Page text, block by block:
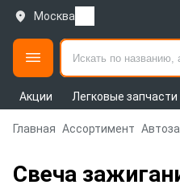
Москва
Акции Легковые запчасти
Главная Ассортимент
Свеча